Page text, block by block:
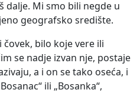
dalje. Mi smo bili negde u
geografsko središte.
čovek, bilo koje vere ili
se nadje izvan nje, postaje
a i on se tako oseća, i
ili „Bosanka“,